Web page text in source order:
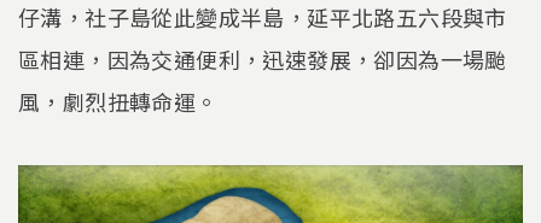
仔溝，社子島從此變成半島，延平北路五六段與市
區相連，因為交通便利，迅速發展，卻因為一場颱
風，劇烈扭轉命運。